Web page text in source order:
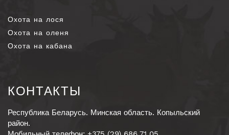
Охота на лося
Охота на оленя
Охота на кабана
КОНТАКТЫ
Республика Беларусь. Минская область. Копыльский
район.